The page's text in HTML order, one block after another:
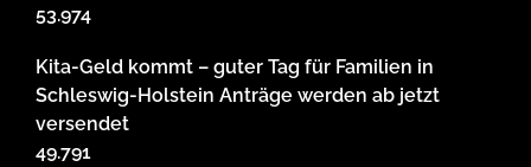
53.974
Kita-Geld kommt – guter Tag für Familien in
Schleswig-Holstein Anträge werden ab jetzt
versendet
49.791